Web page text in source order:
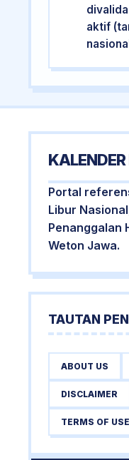
aktif
Portal
Libur
Penanggalan
Weton Jawa.
TAUTAN
ABOUT US
DISCLAIMER
TERMS OF USE